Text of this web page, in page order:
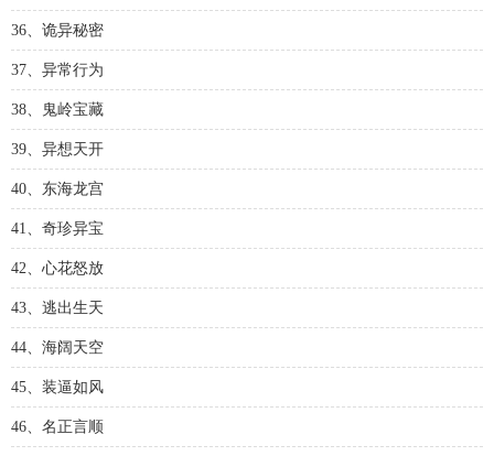
36、诡异秘密
37、异常行为
38、鬼岭宝藏
39、异想天开
40、东海龙宫
41、奇珍异宝
42、心花怒放
43、逃出生天
44、海阔天空
45、装逼如风
46、名正言顺